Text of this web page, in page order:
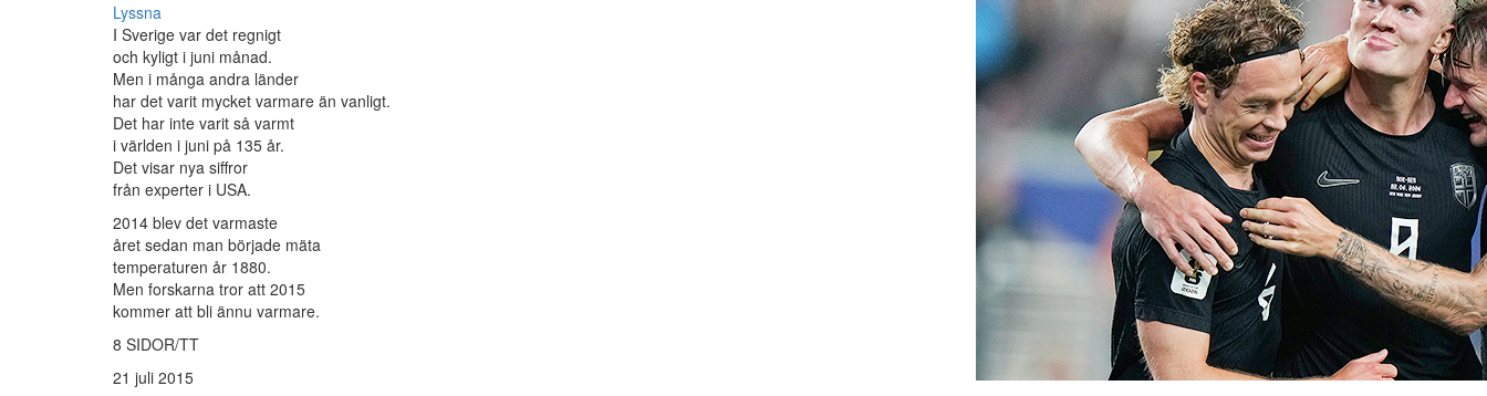
Lyssna
I Sverige var det regnigt
och kyligt i juni månad.
Men i många andra länder
har det varit mycket varmare än vanligt.
Det har inte varit så varmt
i världen i juni på 135 år.
Det visar nya siffror
från experter i USA.
2014 blev det varmaste
året sedan man började mäta
temperaturen år 1880.
Men forskarna tror att 2015
kommer att bli ännu varmare.
8 SIDOR/TT
21 juli 2015